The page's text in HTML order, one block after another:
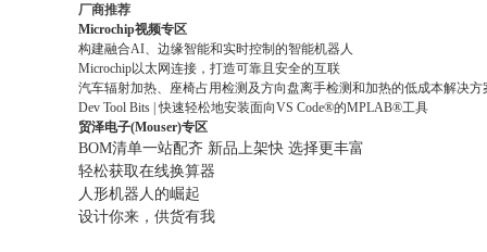
厂商推荐
Microchip视频专区
构建融合AI、边缘智能和实时控制的智能机器人
Microchip以太网连接，打造可靠且安全的互联
汽车辐射加热、座椅占用检测及方向盘离手检测和加热的低成本解决方
Dev Tool Bits | 快速轻松地安装面向VS Code®的MPLAB®工具
贸泽电子(Mouser)专区
BOM清单一站配齐 新品上架快 选择更丰富
轻松获取在线换算器
人形机器人的崛起
设计你来，供货有我